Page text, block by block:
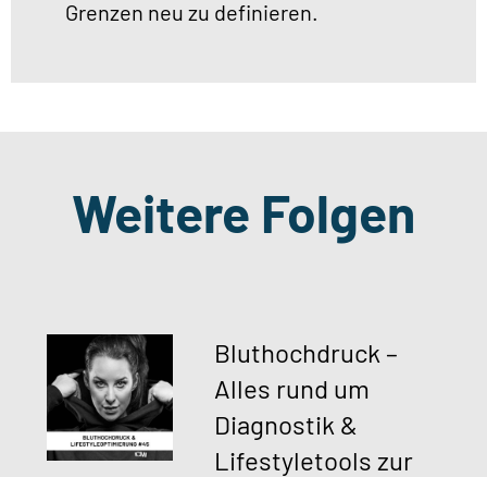
Grenzen neu zu definieren.
Weitere Folgen
Bluthochdruck –
Alles rund um
Diagnostik &
Lifestyletools zur